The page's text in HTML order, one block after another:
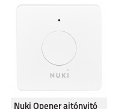
Nuki Opener ajtónyitó